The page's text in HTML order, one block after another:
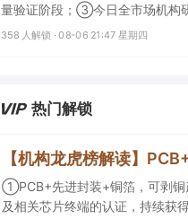
量验证阶段；③今日全市场机构
评级得到上调，9家公司获得首
度覆盖；④在个股机构关注度排
358 人解锁 ·08-06 21:47 星期四
热门解锁
①PCB+先进封装+铜箔，可剥铜
及相关芯片终端的认证，持续获